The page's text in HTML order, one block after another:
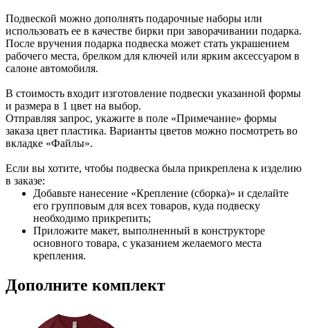
Подвеской можно дополнять подарочные наборы или
использовать ее в качестве бирки при заворачивании подарка.
После вручения подарка подвеска может стать украшением
рабочего места, брелком для ключей или ярким аксессуаром в
салоне автомобиля.
В стоимость входит изготовление подвески указанной формы
и размера в 1 цвет на выбор.
Отправляя запрос, укажите в поле «Примечание» формы
заказа цвет пластика. Варианты цветов можно посмотреть во
вкладке «Файлы».
Если вы хотите, чтобы подвеска была прикреплена к изделию
в заказе:
Добавьте нанесение «Крепление (сборка)» и сделайте
его групповым для всех товаров, куда подвеску
необходимо прикрепить;
Приложите макет, выполненный в конструкторе
основного товара, с указанием желаемого места
крепления.
JN-1 -Сборка
Дополните комплект